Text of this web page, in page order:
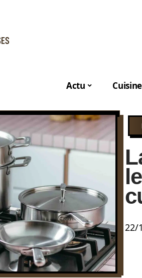
Actu Cuisine
22/